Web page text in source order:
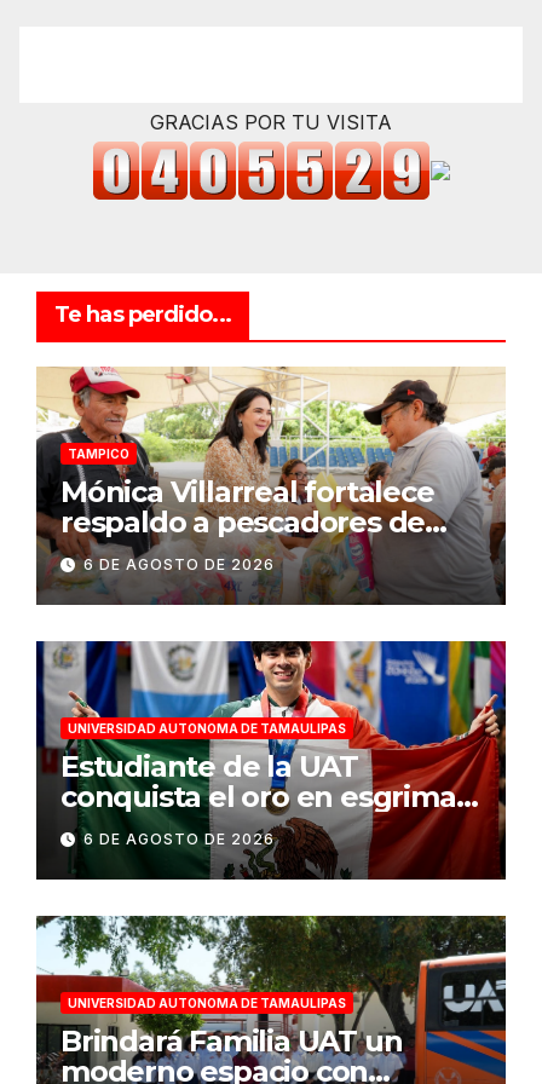
GRACIAS POR TU VISITA
Te has perdido...
TAMPICO
Mónica Villarreal fortalece
respaldo a pescadores de
Tampico durante temporada
de veda
6 DE AGOSTO DE 2026
UNIVERSIDAD AUTONOMA DE TAMAULIPAS
Estudiante de la UAT
conquista el oro en esgrima
en Santo Domingo 2026
6 DE AGOSTO DE 2026
UNIVERSIDAD AUTONOMA DE TAMAULIPAS
Brindará Familia UAT un
moderno espacio con